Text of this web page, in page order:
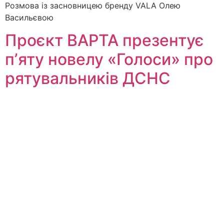
Розмова із засновницею бренду VALA Олею
Васильєвою
Проєкт ВАРТА презентує
пʼяту новелу «Голоси» про
рятувальників ДСНС